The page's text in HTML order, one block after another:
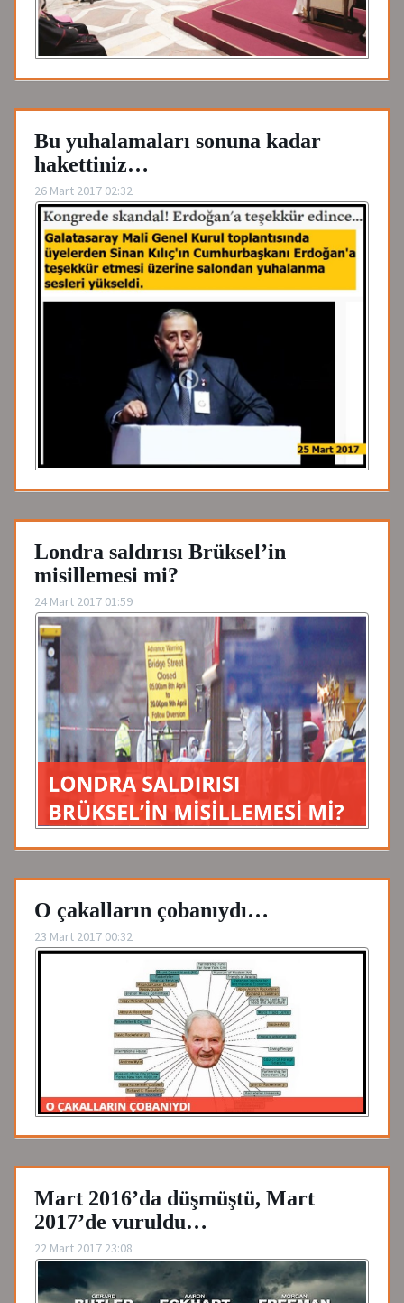
Bu yuhalamaları sonuna kadar
hakettiniz…
26 Mart 2017 02:32
Londra saldırısı Brüksel’in
misillemesi mi?
24 Mart 2017 01:59
O çakalların çobanıydı…
23 Mart 2017 00:32
Mart 2016’da düşmüştü, Mart
2017’de vuruldu…
22 Mart 2017 23:08